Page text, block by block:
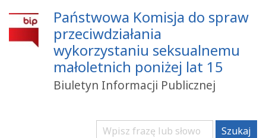
Państwowa Komisja do spraw
przeciwdziałania
wykorzystaniu seksualnemu
małoletnich poniżej lat 15
Biuletyn Informacji Publicznej
Szukaj Szukaj